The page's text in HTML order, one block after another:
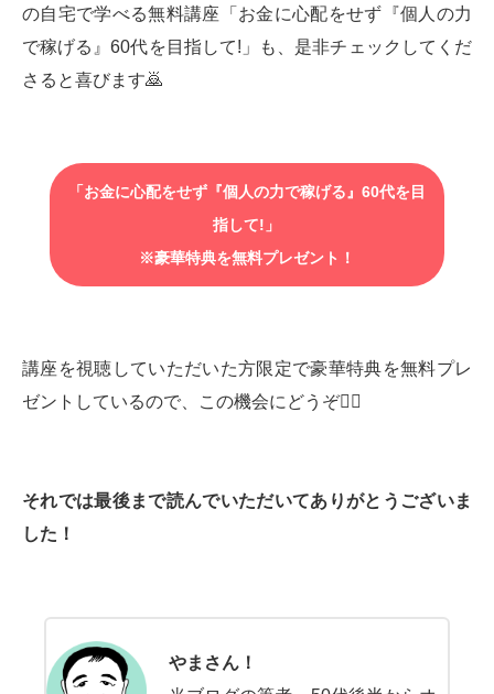
の自宅で学べる無料講座「お金に心配をせず『個人の力
で稼げる』60代を目指して!」も、是非チェックしてくだ
さると喜びます🙇‍
「お金に心配をせず『個人の力で稼げる』60代を目
指して!」
※豪華特典を無料プレゼント！
講座を視聴していただいた方限定で豪華特典を無料プレ
ゼントしているので、この機会にどうぞ💁‍♂️
それでは最後まで読んでいただいてありがとうございま
した！
やまさん！